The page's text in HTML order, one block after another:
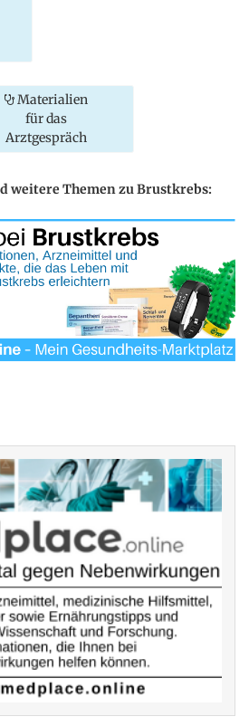
Materialien
für das
Arztgespräch
weitere Themen zu Brustkrebs: